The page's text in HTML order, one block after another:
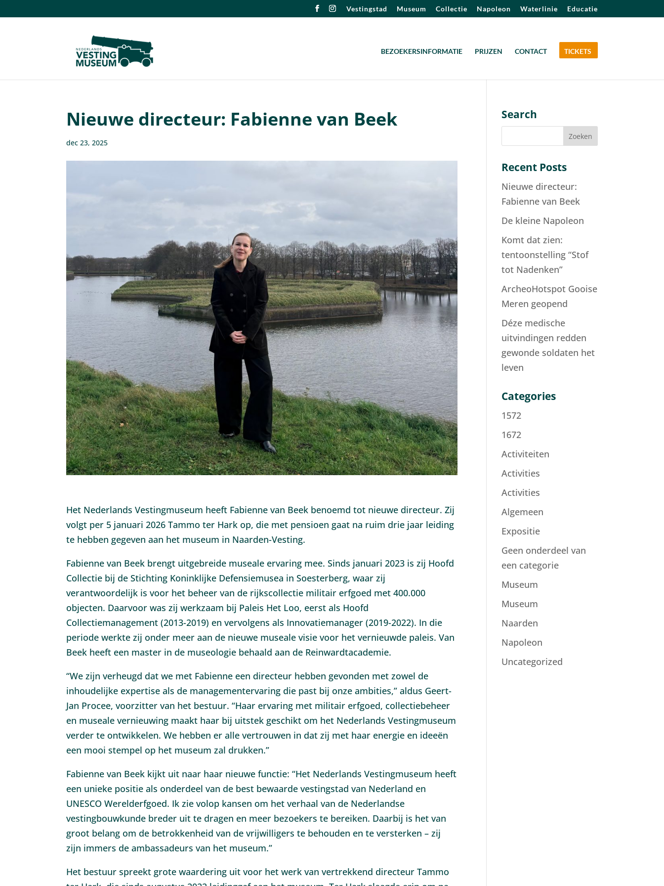
Vestingstad Museum Collectie Napoleon Waterlinie Educatie
BEZOEKERSINFORMATIE PRIJZEN CONTACT TICKETS
Nieuwe directeur: Fabienne van Beek
dec 23, 2025
Het Nederlands Vestingmuseum heeft Fabienne van Beek benoemd tot nieuwe directeur. Zij
volgt per 5 januari 2026 Tammo ter Hark op, die met pensioen gaat na ruim drie jaar leiding
te hebben gegeven aan het museum in Naarden-Vesting.
Fabienne van Beek brengt uitgebreide museale ervaring mee. Sinds januari 2023 is zij Hoofd
Collectie bij de Stichting Koninklijke Defensiemusea in Soesterberg, waar zij
verantwoordelijk is voor het beheer van de rijkscollectie militair erfgoed met 400.000
objecten. Daarvoor was zij werkzaam bij Paleis Het Loo, eerst als Hoofd
Collectiemanagement (2013-2019) en vervolgens als Innovatiemanager (2019-2022). In die
periode werkte zij onder meer aan de nieuwe museale visie voor het vernieuwde paleis. Van
Beek heeft een master in de museologie behaald aan de Reinwardtacademie.
“We zijn verheugd dat we met Fabienne een directeur hebben gevonden met zowel de
inhoudelijke expertise als de managementervaring die past bij onze ambities,” aldus Geert-
Jan Procee, voorzitter van het bestuur. “Haar ervaring met militair erfgoed, collectiebeheer
en museale vernieuwing maakt haar bij uitstek geschikt om het Nederlands Vestingmuseum
verder te ontwikkelen. We hebben er alle vertrouwen in dat zij met haar energie en ideeën
een mooi stempel op het museum zal drukken.”
Fabienne van Beek kijkt uit naar haar nieuwe functie: “Het Nederlands Vestingmuseum heeft
een unieke positie als onderdeel van de best bewaarde vestingstad van Nederland en
UNESCO Werelderfgoed. Ik zie volop kansen om het verhaal van de Nederlandse
vestingbouwkunde breder uit te dragen en meer bezoekers te bereiken. Daarbij is het van
groot belang om de betrokkenheid van de vrijwilligers te behouden en te versterken – zij
zijn immers de ambassadeurs van het museum.”
Het bestuur spreekt grote waardering uit voor het werk van vertrekkend directeur Tammo
Search
Recent Posts
Nieuwe directeur:
Fabienne van Beek
De kleine Napoleon
Komt dat zien:
tentoonstelling “Stof
tot Nadenken”
ArcheoHotspot Gooise
Meren geopend
Déze medische
uitvindingen redden
gewonde soldaten het
leven
Categories
1572
1672
Activiteiten
Activities
Activities
Algemeen
Expositie
Geen onderdeel van
een categorie
Museum
Museum
Naarden
Napoleon
Uncategorized